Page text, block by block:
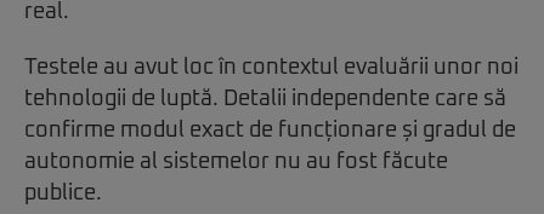
real.
Testele au avut loc în contextul evaluării unor noi
tehnologii de luptă. Detalii independente care să
confirme modul exact de funcționare și gradul de
autonomie al sistemelor nu au fost făcute
publice.